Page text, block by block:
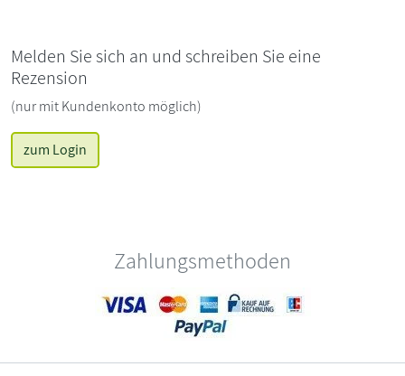
Melden Sie sich an und schreiben Sie eine
Rezension
(nur mit Kundenkonto möglich)
zum Login
Zahlungsmethoden